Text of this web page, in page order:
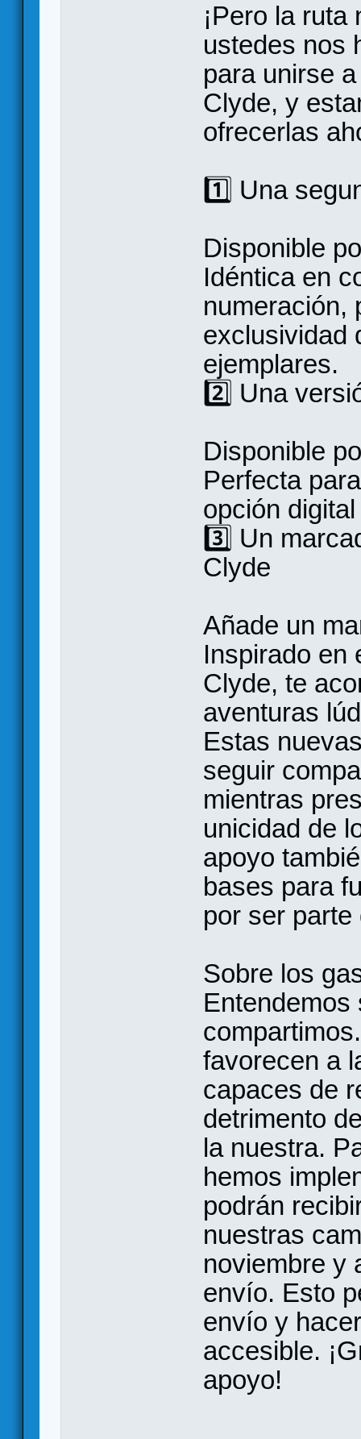
¡Pero la
ustedes nos
para unirse
Clyde, y
ofrecerlas
1️⃣ Una
Disponible
Idéntica en
numeración,
exclusividad
ejemplares.
2️⃣ Una
Disponible
Perfecta
opción
3️⃣ Un
Clyde
Añade un
Inspirado en
Clyde, te
aventuras
Estas
seguir
mientras
unicidad de
apoyo
bases para
por ser
Sobre los
Entendemos
favorecen a
capaces de
detrimento
la nuestra.
hemos
podrán
nuestras
noviembre y
envío. Esto
envío y
accesible.
apoyo!